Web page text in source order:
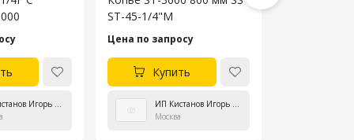
ST-45-1/4"M
Цена по запросу
Купить
Москва